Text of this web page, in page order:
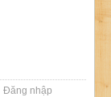
Đăng nhập